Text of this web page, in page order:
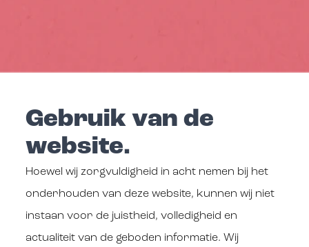
Gebruik van de
website.
Hoewel wij zorgvuldigheid in acht nemen bij het
onderhouden van deze website, kunnen wij niet
instaan voor de juistheid, volledigheid en
actualiteit van de geboden informatie. Wij